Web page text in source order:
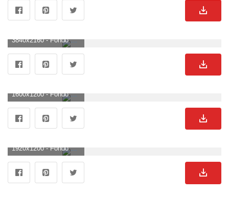
3840x2160 - Fondo de pantalla de 3840x2160. Fondo de pantalla 4K Ultra HD de Bugatti.
1600x1200 - Fondo de pantalla de 1600x1200. Fondo para computadora de Bugatti.
1920x1200 - Fondo de pantalla de 1920x1200. Wallpaper de Bugatti.